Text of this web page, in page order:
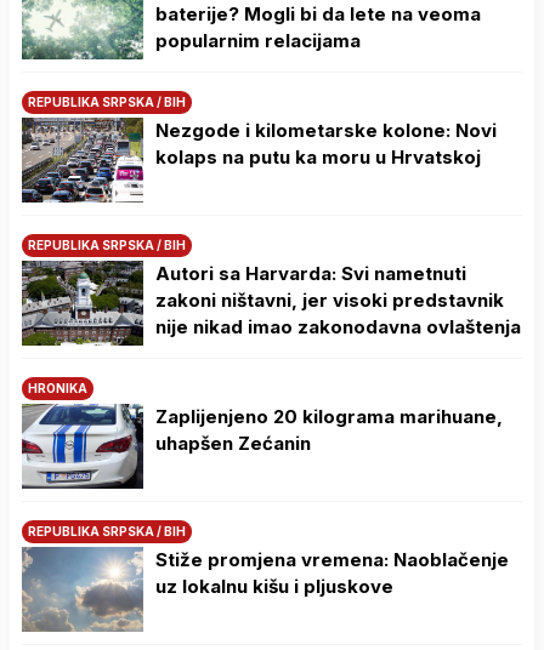
baterije? Mogli bi da lete na veoma
popularnim relacijama
REPUBLIKA SRPSKA / BIH
Nezgode i kilometarske kolone: Novi
kolaps na putu ka moru u Hrvatskoj
REPUBLIKA SRPSKA / BIH
Autori sa Harvarda: Svi nametnuti
zakoni ništavni, jer visoki predstavnik
nije nikad imao zakonodavna ovlaštenja
HRONIKA
Zaplijenjeno 20 kilograma marihuane,
uhapšen Zećanin
REPUBLIKA SRPSKA / BIH
Stiže promjena vremena: Naoblačenje
uz lokalnu kišu i pljuskove